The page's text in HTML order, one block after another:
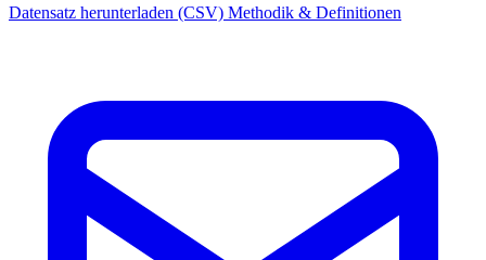
Datensatz herunterladen (CSV) Methodik & Definitionen